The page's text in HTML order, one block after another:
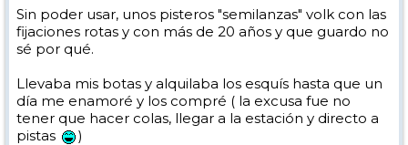
Sin poder usar, unos pisteros "semilanzas" volk con las
fijaciones rotas y con más de 20 años y que guardo no
sé por qué.
Llevaba mis botas y alquilaba los esquís hasta que un
día me enamoré y los compré ( la excusa fue no
tener que hacer colas, llegar a la estación y directo a
pistas
)